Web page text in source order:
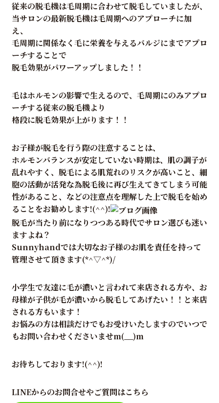
従来の脱毛機は毛周期に合わせて脱毛していましたが、
当サロンの最新脱毛機は毛周期へのアプローチに加
え、
毛周期に関係なく毛に栄養を与えるバルジにまでアプロ
ーチすることで
脱毛効果がパワーアップしました！！
毛はホルモンの影響で生えるので、毛周期にのみアプロ
ーチする従来の脱毛機より
格段に脱毛効果が上がります！！
お子様が脱毛を行う際の注意することは、
ホルモンバランスが安定していない時期は、肌の調子が
乱れやすく、脱毛による肌荒れのリスクが高いこと、細
胞の活動が活発な為脱毛後に再び生えてきてしまう可能
性があること、などの注意点を理解した上で脱毛を始め
ることをお勧めします!(^^)!
脱毛が当たり前になりつつある時代でサロン選びも迷い
ますよね？
Sunnyhandでは大切なお子様のお肌を責任を持って
管理させて頂きます(*^▽^*)/
小学生で友達に毛が濃いと言われて来店される方や、お
母様が子供が毛が濃いから脱毛してあげたい！！と来店
される方もいます！
お悩みの方は相談だけでもお受けいたしますのでいつで
もお問い合わせくださいませm(__)m
お待ちしております!(^^)!
LINEからのお問合せやご質問はこちら